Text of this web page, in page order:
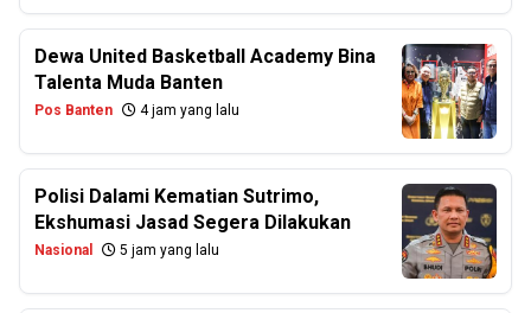
Dewa United Basketball Academy Bina
Talenta Muda Banten
Pos Banten 4 jam yang lalu
Polisi Dalami Kematian Sutrimo,
Ekshumasi Jasad Segera Dilakukan
Nasional 5 jam yang lalu